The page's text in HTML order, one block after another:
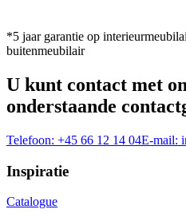
*5 jaar garantie op
buitenmeubilair
U kunt contact met
onderstaande
Telefoon: +45 66 12 14 04E-mail:
Inspiratie
Catalogue